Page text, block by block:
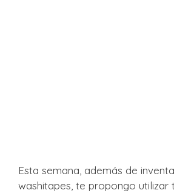
Esta semana, además de
washitapes, te propongo utilizar